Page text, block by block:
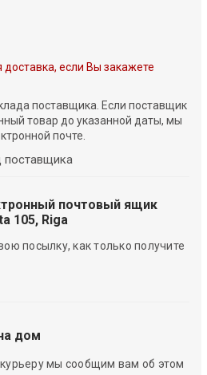
если Вы закажете
поставщика. Если поставщик
товар до указанной даты, мы
почте.
поставщика
почтовый ящик
105, Riga
посылку, как только получите
дом
мы сообщим вам об этом